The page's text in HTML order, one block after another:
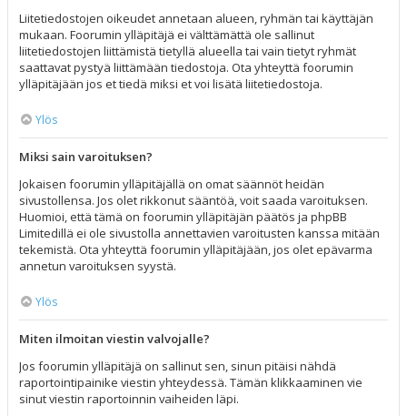
Liitetiedostojen oikeudet annetaan alueen, ryhmän tai käyttäjän
mukaan. Foorumin ylläpitäjä ei välttämättä ole sallinut
liitetiedostojen liittämistä tietyllä alueella tai vain tietyt ryhmät
saattavat pystyä liittämään tiedostoja. Ota yhteyttä foorumin
ylläpitäjään jos et tiedä miksi et voi lisätä liitetiedostoja.
Ylös
Miksi sain varoituksen?
Jokaisen foorumin ylläpitäjällä on omat säännöt heidän
sivustollensa. Jos olet rikkonut sääntöä, voit saada varoituksen.
Huomioi, että tämä on foorumin ylläpitäjän päätös ja phpBB
Limitedillä ei ole sivustolla annettavien varoitusten kanssa mitään
tekemistä. Ota yhteyttä foorumin ylläpitäjään, jos olet epävarma
annetun varoituksen syystä.
Ylös
Miten ilmoitan viestin valvojalle?
Jos foorumin ylläpitäjä on sallinut sen, sinun pitäisi nähdä
raportointipainike viestin yhteydessä. Tämän klikkaaminen vie
sinut viestin raportoinnin vaiheiden läpi.